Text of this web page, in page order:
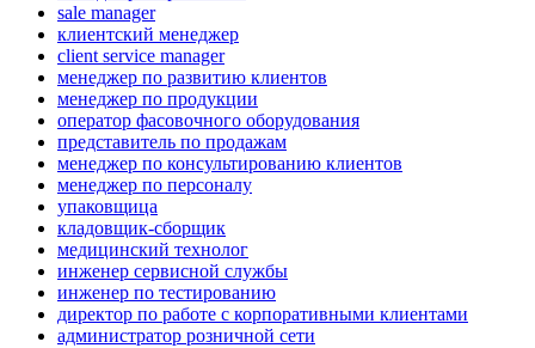
sale manager
клиентский менеджер
client service manager
менеджер по развитию клиентов
менеджер по продукции
оператор фасовочного оборудования
представитель по продажам
менеджер по консультированию клиентов
менеджер по персоналу
упаковщица
кладовщик-сборщик
медицинский технолог
инженер сервисной службы
инженер по тестированию
директор по работе с корпоративными клиентами
администратор розничной сети